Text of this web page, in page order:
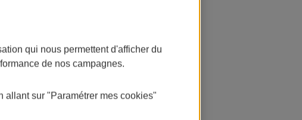
qui nous permettent d'afficher du
de nos campagnes.
allant sur "Paramétrer mes cookies"